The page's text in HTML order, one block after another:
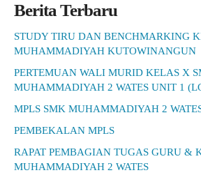
Berita Terbaru
STUDY TIRU DAN BENCHMARKING
MUHAMMADIYAH KUTOWINANGUN
PERTEMUAN WALI MURID KELAS X
MUHAMMADIYAH 2 WATES UNIT 1
MPLS SMK MUHAMMADIYAH 2
PEMBEKALAN MPLS
RAPAT PEMBAGIAN TUGAS GURU &
MUHAMMADIYAH 2 WATES